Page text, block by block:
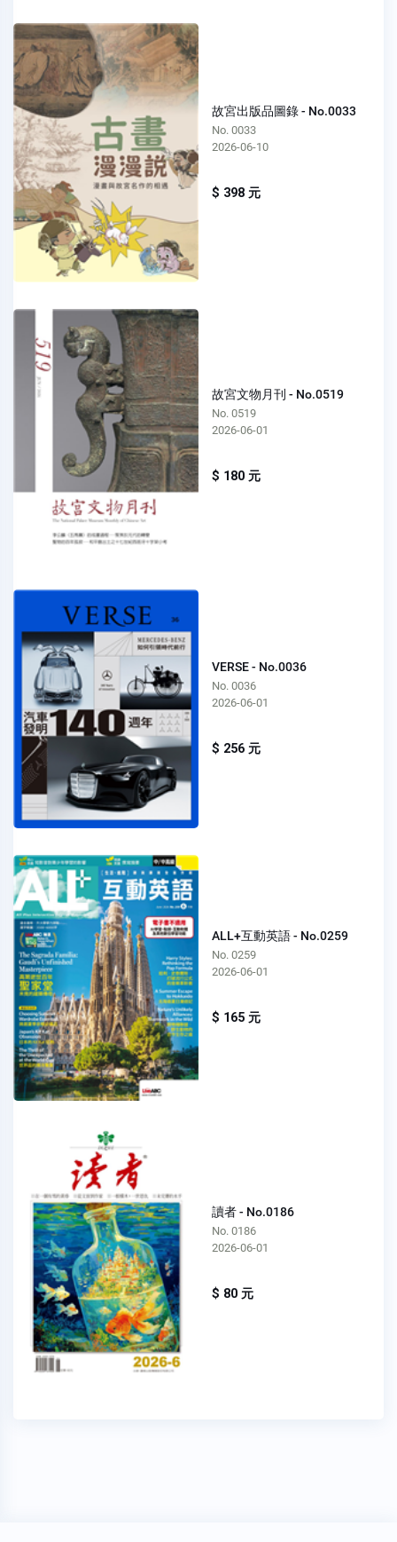
故宮出版品圖錄 - No.0033
No. 0033
2026-06-10
$ 398 元
故宮文物月刊 - No.0519
No. 0519
2026-06-01
$ 180 元
VERSE - No.0036
No. 0036
2026-06-01
$ 256 元
ALL+互動英語 - No.0259
No. 0259
2026-06-01
$ 165 元
讀者 - No.0186
No. 0186
2026-06-01
$ 80 元